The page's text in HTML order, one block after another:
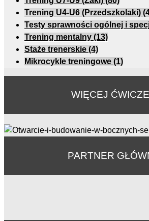
Trening U4-U6 (Przedszkolaki)
Testy sprawności ogólnej i
Trening mentalny (13)
Staże trenerskie (4)
Mikrocykle treningowe (1)
WIĘCEJ
PARTNER